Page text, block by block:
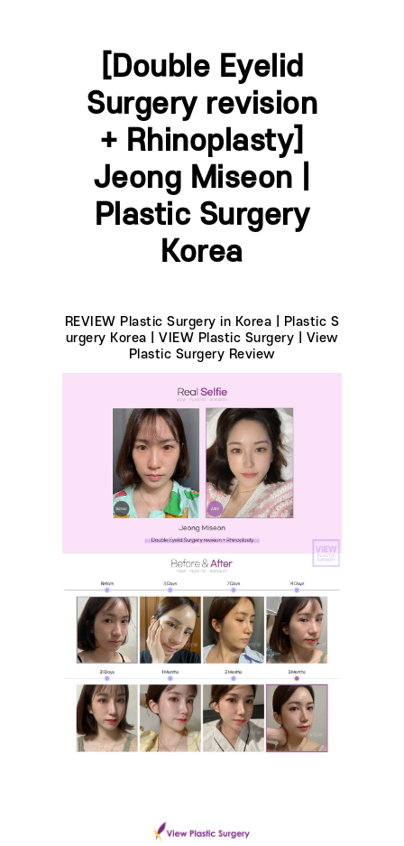
[Double Eyelid
Surgery revision
+ Rhinoplasty]
Jeong Miseon |
Plastic Surgery
Korea
REVIEW Plastic Surgery in Korea | Plastic S
urgery Korea | VIEW Plastic Surgery | View
Plastic Surgery Review